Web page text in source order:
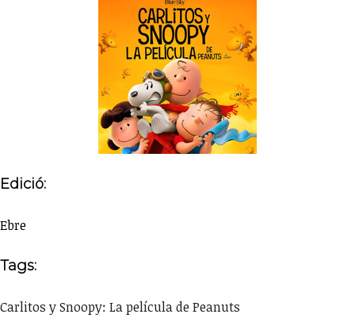
Edició:
Ebre
Tags:
Carlitos y Snoopy: La película de Peanuts